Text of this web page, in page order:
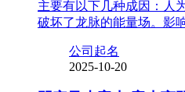
主要有以下几种成因：人
破坏了龙脉的能量场。影
公司起名
2025-10-20